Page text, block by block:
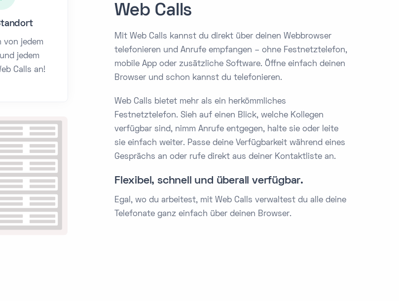
von jedem
jedem
Calls an!
Web Calls
Mit Web Calls kannst du direkt über deinen Webbrowser
telefonieren und Anrufe empfangen – ohne Festnetztelefon,
mobile App oder zusätzliche Software. Öffne einfach deinen
Browser und schon kannst du telefonieren.
Web Calls bietet mehr als ein herkömmliches
Festnetztelefon. Sieh auf einen Blick, welche Kollegen
verfügbar sind, nimm Anrufe entgegen, halte sie oder leite
sie einfach weiter. Passe deine Verfügbarkeit während eines
Gesprächs an oder rufe direkt aus deiner Kontaktliste an.
Flexibel, schnell und überall verfügbar.
Egal, wo du arbeitest, mit Web Calls verwaltest du alle deine
Telefonate ganz einfach über deinen Browser.